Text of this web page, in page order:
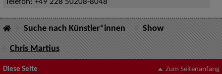
Telefon: +49 228 50208-8048
Suche nach Künstler*innen Show
Chris Martius
Diese Seite Zum Seitenanfang